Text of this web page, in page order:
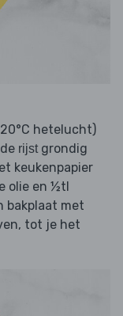
hetelucht)
rijst grondig
keukenpapier
olie en ½tl
bakplaat met
tot je het